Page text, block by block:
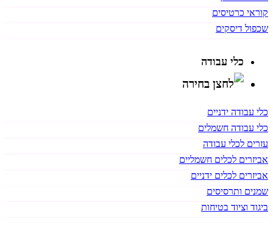
קוראי כרטיסים
שכפול דיסקים
כלי עבודה
כלי עבודה ידניים
כלי עבודה חשמלים
עזרים לכלי עבודה
אביזרים לכלים חשמליים
אביזרים לכלים ידניים
שמנים ותרסיסים
ביגוד וציוד בטיחות